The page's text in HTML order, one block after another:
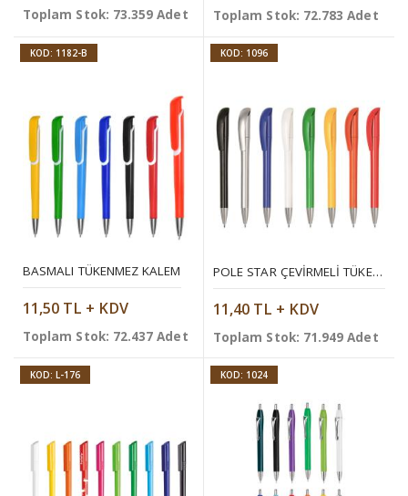
Toplam Stok: 73.359 Adet Toplam Stok: 72.783 Adet
KOD: 1182-B
BASMALI TÜKENMEZ KALEM
11,50 TL + KDV
Toplam Stok: 72.437 Adet
KOD: 1096
POLE STAR ÇEVIRMELI TÜKENMEZ KALEM
11,40 TL + KDV
Toplam Stok: 71.949 Adet
KOD: L-176 KOD: 1024